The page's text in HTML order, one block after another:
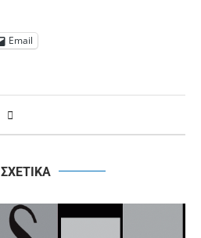
Email
ΣΧΕΤΙΚΑ